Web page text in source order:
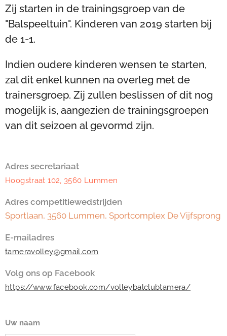
Zij starten in de trainingsgroep van de
"Balspeeltuin". Kinderen van 2019 starten bij
de 1-1.
Indien oudere kinderen wensen te starten,
zal dit enkel kunnen na overleg met de
trainersgroep. Zij zullen beslissen of dit nog
mogelijk is, aangezien de trainingsgroepen
van dit seizoen al gevormd zijn.
Adres secretariaat
Hoogstraat 102, 3560 Lummen
Adres competitiewedstrijden
Sportlaan, 3560 Lummen, Sportcomplex De Vijfsprong
E-mailadres
tameravolley@gmail.com
Volg ons op Facebook
https://www.facebook.com/volleybalclubtamera/
Uw naam